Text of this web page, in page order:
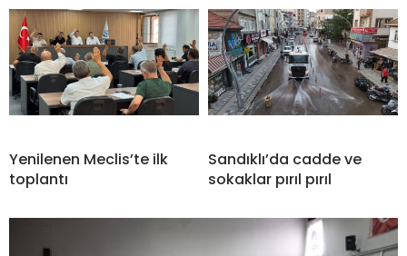
Yenilenen Meclis’te ilk
toplantı
Sandıklı’da cadde ve
sokaklar pırıl pırıl